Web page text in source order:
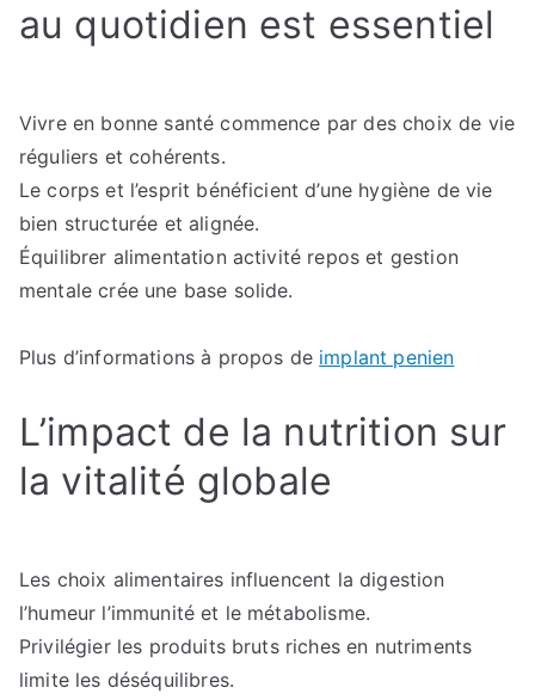
en
au quotidien est essentiel
Vivre en bonne santé commence par des choix de vie
réguliers et cohérents.
Le corps et l’esprit bénéficient d’une hygiène de vie
bien structurée et alignée.
Équilibrer alimentation activité repos et gestion
mentale crée une base solide.
Plus d’informations à propos de implant penien
L’impact de la nutrition sur
la vitalité globale
Les choix alimentaires influencent la digestion
l’humeur l’immunité et le métabolisme.
Privilégier les produits bruts riches en nutriments
limite les déséquilibres.